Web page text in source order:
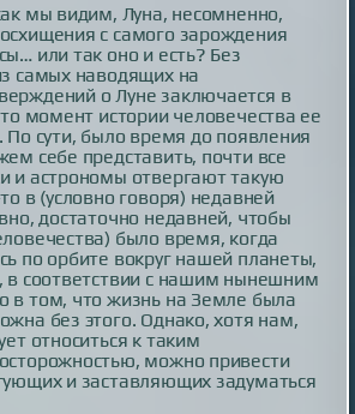
мы видим, Луна, несомненно,
с самого зарождения
или так оно и есть? Без
самых наводящих на
о Луне заключается в
момент истории человечества ее
По сути, было время до появления
себе представить, почти все
и астрономы отвергают такую
в (условно говоря) недавней
достаточно недавней, чтобы
было время, когда
по орбите вокруг нашей планеты,
в соответствии с нашим нынешним
в том, что жизнь на Земле была
без этого. Однако, хотя нам,
относиться к таким
можно привести
и заставляющих задуматься